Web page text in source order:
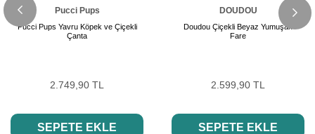
Pucci Pups
Pucci Pups Yavru Köpek ve Çiçekli
Çanta
2.749,90 TL
SEPETE EKLE
DOUDOU
Doudou Çiçekli Beyaz Yumuşak
Fare
2.599,90 TL
SEPETE EKLE